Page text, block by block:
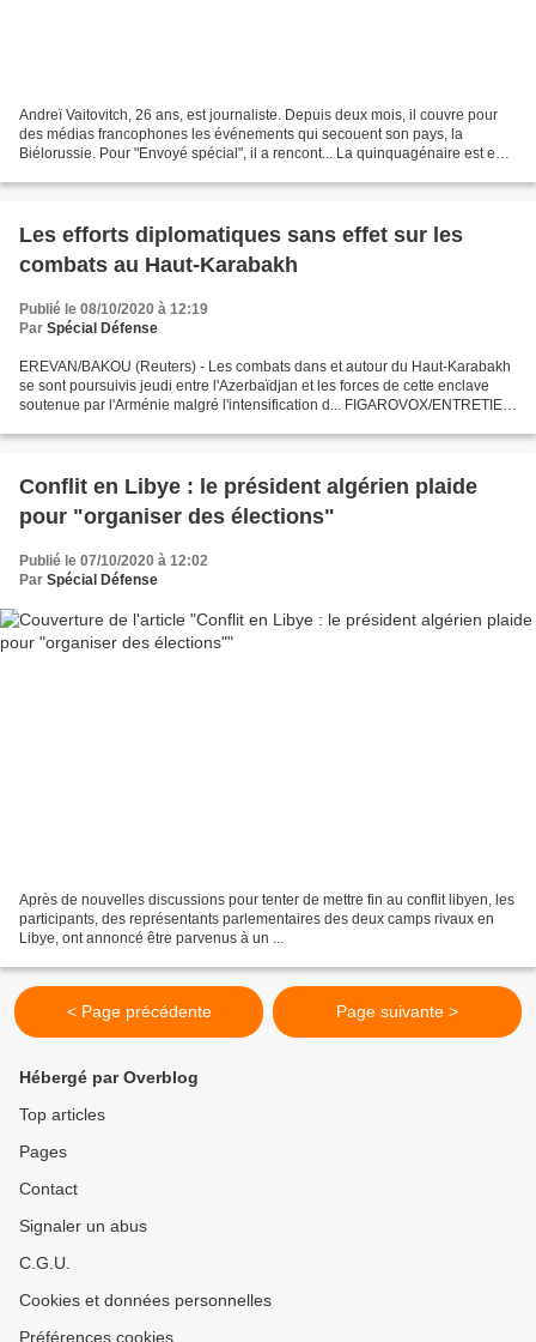
Andreï Vaitovitch, 26 ans, est journaliste. Depuis deux mois, il couvre pour
des médias francophones les événements qui secouent son pays, la
Biélorussie. Pour "Envoyé spécial", il a rencont... La quinquagénaire est en
Les efforts diplomatiques sans effet sur les
combats au Haut-Karabakh
Publié le 08/10/2020 à 12:19
Par Spécial Défense
EREVAN/BAKOU (Reuters) - Les combats dans et autour du Haut-Karabakh
se sont poursuivis jeudi entre l'Azerbaïdjan et les forces de cette enclave
soutenue par l'Arménie malgré l'intensification d... FIGAROVOX/ENTRETIEN
Conflit en Libye : le président algérien plaide
pour "organiser des élections"
Publié le 07/10/2020 à 12:02
Par Spécial Défense
Après de nouvelles discussions pour tenter de mettre fin au conflit libyen, les
participants, des représentants parlementaires des deux camps rivaux en
Libye, ont annoncé être parvenus à un ...
< Page précédente Page suivante >
Hébergé par Overblog
Top articles
Pages
Contact
Signaler un abus
C.G.U.
Cookies et données personnelles
Préférences cookies